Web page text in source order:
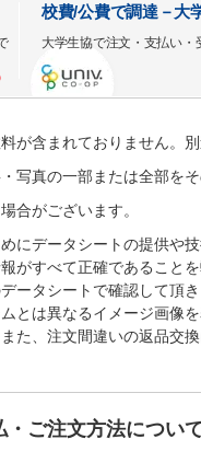
校費/公費で調達－大
大学生協で注文・支払い・
が含まれておりません。
写真の一部または全部を
合がございます。
データシートの提供や
がすべて正確であること
ータシートで確認して頂
とは異なるイメージ画像
た、注文間違いの返品交
・ご注文方法につい